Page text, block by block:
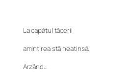
La capătul tăcerii
amintirea stă neatinsă.
Arzând…